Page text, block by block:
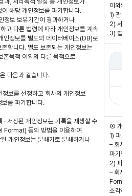
해당 개인정보를 파기합니다.
정보 보유기간이 경과하거나
고 다른 법령에 따라 개인정보를 계속
인정보를 별도의 데이터베이스(DB)로
합니다. 별도 보존되는 개인정보는
존목적 이외의 다른 목적으로
다음과 같습니다.
보를 선정하고 회사의 개인정보
보를 파기합니다.
· 저장된 개인정보는 기록을 재생할 수
Format) 등의 방법을 이용하여
개인정보는 분쇄기로 분쇄하거나
이외의
1) 관계
2) 서비
3) 법령
③ 개인
1) 파기
– 회사
파기합
2) 파기
– 회사
Format)
소각하